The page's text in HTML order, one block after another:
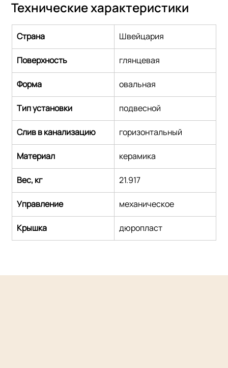
Технические характеристики
Страна Швейцария
Поверхность глянцевая
Форма овальная
Тип установки подвесной
Слив в канализацию горизонтальный
Материал керамика
Вес, кг 21.917
Управление механическое
Крышка дюропласт